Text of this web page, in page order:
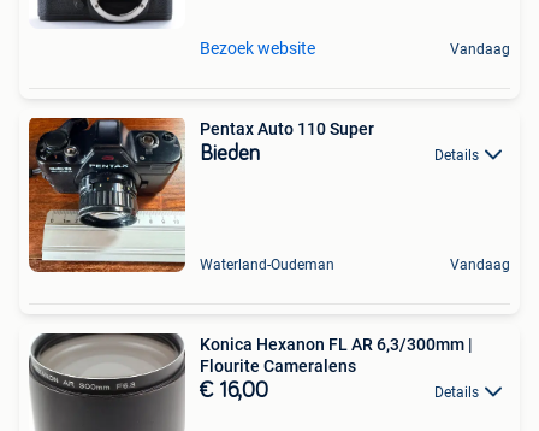
Bezoek website Vandaag
Pentax Auto 110 Super
Bieden Details
Waterland-Oudeman Vandaag
Konica Hexanon FL AR 6,3/300mm |
Flourite Cameralens
€ 16,00 Details